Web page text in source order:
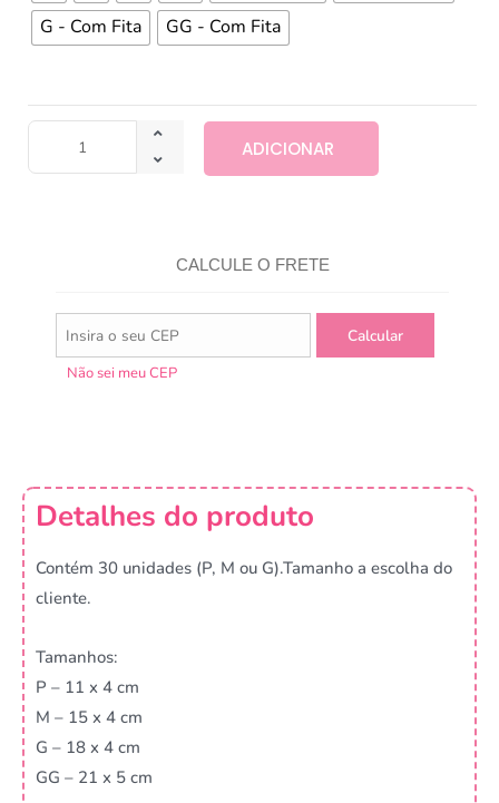
G - Com Fita
GG - Com Fita
ADICIONAR
CALCULE O FRETE
Não sei meu CEP
Detalhes do produto
Contém 30 unidades (P, M ou G).Tamanho a escolha do
cliente.
Tamanhos:
P – 11 x 4 cm
M – 15 x 4 cm
G – 18 x 4 cm
GG – 21 x 5 cm